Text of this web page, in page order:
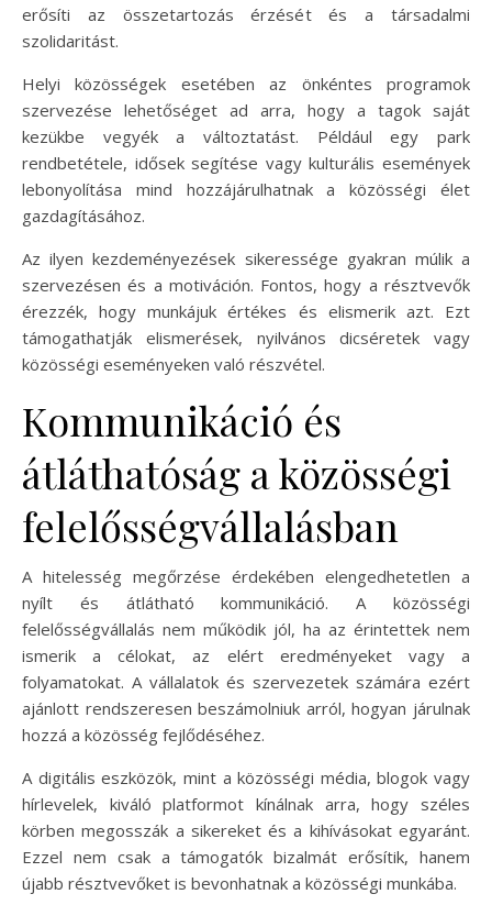
erősíti az összetartozás érzését és a társadalmi
szolidaritást.
Helyi közösségek esetében az önkéntes programok
szervezése lehetőséget ad arra, hogy a tagok saját
kezükbe vegyék a változtatást. Például egy park
rendbetétele, idősek segítése vagy kulturális események
lebonyolítása mind hozzájárulhatnak a közösségi élet
gazdagításához.
Az ilyen kezdeményezések sikeressége gyakran múlik a
szervezésen és a motiváción. Fontos, hogy a résztvevők
érezzék, hogy munkájuk értékes és elismerik azt. Ezt
támogathatják elismerések, nyilvános dicséretek vagy
közösségi eseményeken való részvétel.
Kommunikáció és
átláthatóság a közösségi
felelősségvállalásban
A hitelesség megőrzése érdekében elengedhetetlen a
nyílt és átlátható kommunikáció. A közösségi
felelősségvállalás nem működik jól, ha az érintettek nem
ismerik a célokat, az elért eredményeket vagy a
folyamatokat. A vállalatok és szervezetek számára ezért
ajánlott rendszeresen beszámolniuk arról, hogyan járulnak
hozzá a közösség fejlődéséhez.
A digitális eszközök, mint a közösségi média, blogok vagy
hírlevelek, kiváló platformot kínálnak arra, hogy széles
körben megosszák a sikereket és a kihívásokat egyaránt.
Ezzel nem csak a támogatók bizalmát erősítik, hanem
újabb résztvevőket is bevonhatnak a közösségi munkába.